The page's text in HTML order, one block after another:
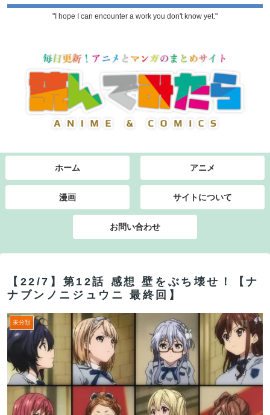
"I hope I can encounter a work you don't know yet."
ホーム アニメ
漫画 サイトについて
お問い合わせ
【22/7】第12話 感想 壁をぶち壊せ！【ナ
ナブンノニジュウニ 最終回】
未分類